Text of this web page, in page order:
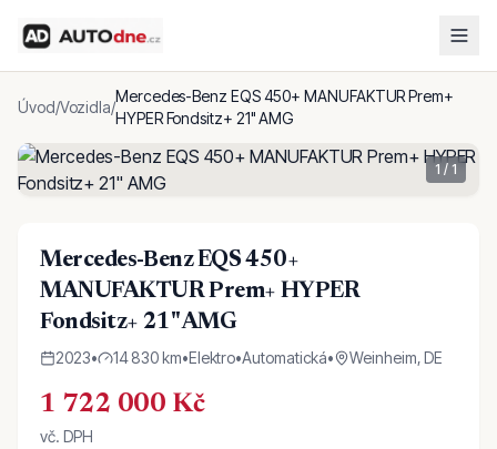
Úvod/Vozidla/
Mercedes-Benz EQS 450+ MANUFAKTUR Prem+
HYPER Fondsitz+ 21" AMG
1 /1
Mercedes-Benz EQS 450+
MANUFAKTUR Prem+ HYPER
Fondsitz+ 21" AMG
2023• 14 830 km•Elektro•Automatická• Weinheim, DE
1 722 000 Kč
vč. DPH